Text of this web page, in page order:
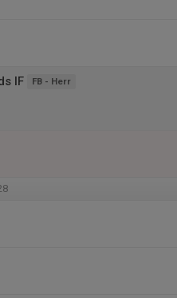
IF FB - Herr